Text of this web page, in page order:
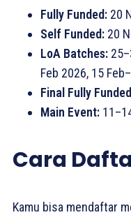
Fully Funded: 20
Self Funded: 20
LoA Batches:
Feb 2026, 15
Final Fully
Main Event:
Cara
Kamu bisa mendaftar